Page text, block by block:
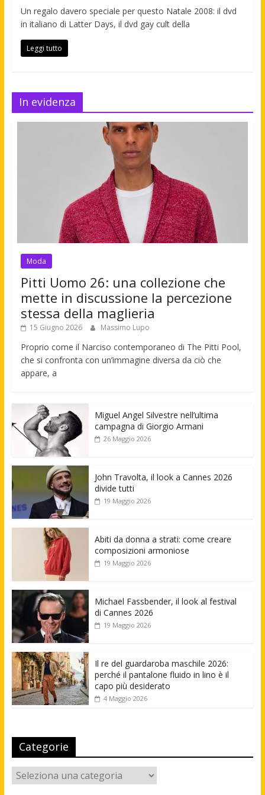
Un regalo davero speciale per questo Natale 2008: il dvd
in italiano di Latter Days, il dvd gay cult della
Leggi tutto
In evidenza
Moda
Pitti Uomo 26: una collezione che
mette in discussione la percezione
stessa della maglieria
15 Giugno 2026 Massimo Lupo
Proprio come il Narciso contemporaneo di The Pitti Pool,
che si confronta con un’immagine diversa da ciò che
appare, a
Miguel Angel Silvestre nell’ultima
campagna di Giorgio Armani
26 Maggio 2026
John Travolta, il look a Cannes 2026
divide tutti
19 Maggio 2026
Abiti da donna a strati: come creare
composizioni armoniose
19 Maggio 2026
Michael Fassbender, il look al festival
di Cannes 2026
19 Maggio 2026
Il re del guardaroba maschile 2026:
perché il pantalone fluido in lino è il
capo più desiderato
4 Maggio 2026
Categorie
Categorie